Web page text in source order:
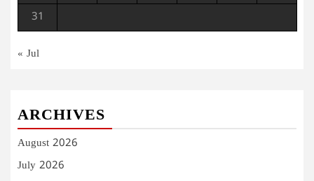
31
« Jul
ARCHIVES
August 2026
July 2026